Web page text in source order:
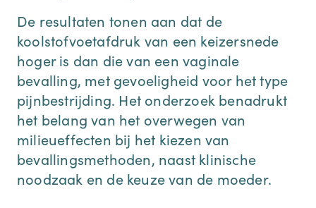
De resultaten tonen aan dat de
koolstofvoetafdruk van een keizersnede
hoger is dan die van een vaginale
bevalling, met gevoeligheid voor het type
pijnbestrijding. Het onderzoek benadrukt
het belang van het overwegen van
milieueffecten bij het kiezen van
bevallingsmethoden, naast klinische
noodzaak en de keuze van de moeder.